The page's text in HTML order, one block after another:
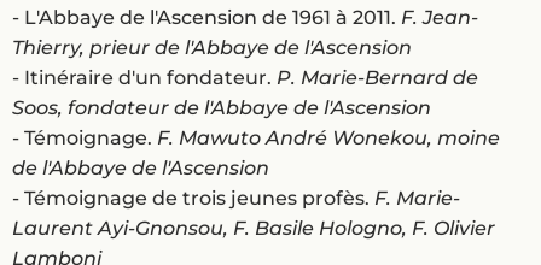
- L'Abbaye de l'Ascension de 1961 à 2011. F. Jean-
Thierry, prieur de l'Abbaye de l'Ascension
- Itinéraire d'un fondateur. P. Marie-Bernard de
Soos, fondateur de l'Abbaye de l'Ascension
- Témoignage. F. Mawuto André Wonekou, moine
de l'Abbaye de l'Ascension
- Témoignage de trois jeunes profès. F. Marie-
Laurent Ayi-Gnonsou, F. Basile Hologno, F. Olivier
Lamboni